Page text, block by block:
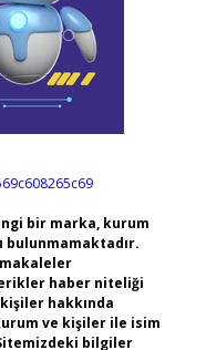
bir marka, kurum
bulunmamaktadır.
makaleler
haber niteliği
hakkında
ve kişiler ile isim
bilgiler